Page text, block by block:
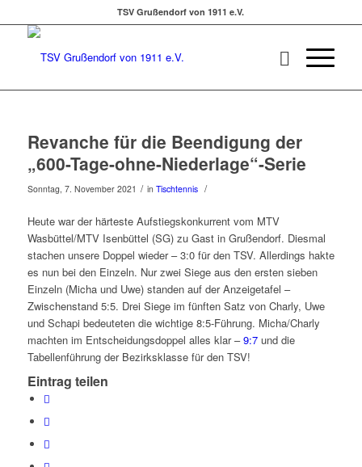
TSV Grußendorf von 1911 e.V.
Revanche für die Beendigung der
„600-Tage-ohne-Niederlage“-Serie
Sonntag, 7. November 2021 / in Tischtennis /
Heute war der härteste Aufstiegskonkurrent vom MTV
Wasbüttel/MTV Isenbüttel (SG) zu Gast in Grußendorf. Diesmal
stachen unsere Doppel wieder – 3:0 für den TSV. Allerdings hakte
es nun bei den Einzeln. Nur zwei Siege aus den ersten sieben
Einzeln (Micha und Uwe) standen auf der Anzeigetafel –
Zwischenstand 5:5. Drei Siege im fünften Satz von Charly, Uwe
und Schapi bedeuteten die wichtige 8:5-Führung. Micha/Charly
machten im Entscheidungsdoppel alles klar –9:7und die
Tabellenführung der Bezirksklasse für den TSV!
Eintrag teilen